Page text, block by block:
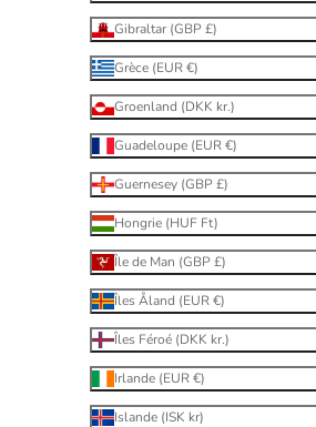
Gibraltar (GBP £)
Grèce (EUR €)
Groenland (DKK kr.)
Guadeloupe (EUR €)
Guernesey (GBP £)
Hongrie (HUF Ft)
Île de Man (GBP £)
Îles Åland (EUR €)
Îles Féroé (DKK kr.)
Irlande (EUR €)
Islande (ISK kr)